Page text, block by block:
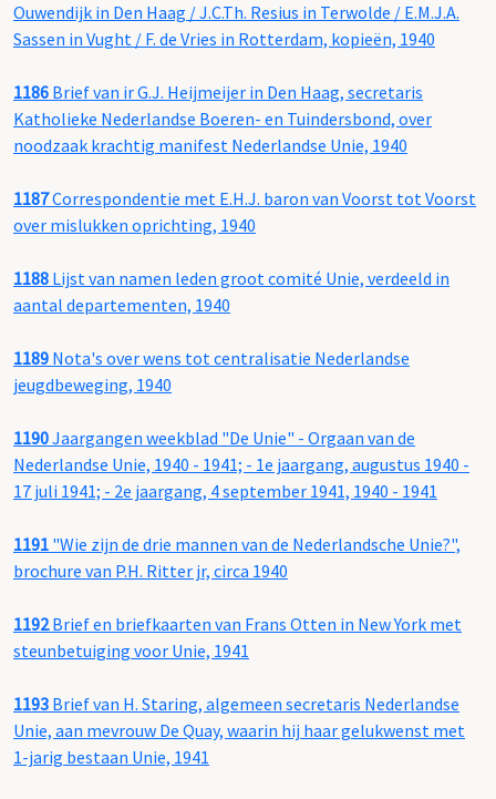
Ouwendijk in Den Haag / J.C.Th. Resius in Terwolde / E.M.J.A.
Sassen in Vught / F. de Vries in Rotterdam, kopieën, 1940
1186 Brief van ir G.J. Heijmeijer in Den Haag, secretaris
Katholieke Nederlandse Boeren- en Tuindersbond, over
noodzaak krachtig manifest Nederlandse Unie, 1940
1187Correspondentie met E.H.J. baron van Voorst tot Voorst
over mislukken oprichting, 1940
1188 Lijst van namen leden groot comité Unie, verdeeld in
aantal departementen, 1940
1189 Nota's over wens tot centralisatie Nederlandse
jeugdbeweging, 1940
1190Jaargangen weekblad "De Unie" - Orgaan van de
Nederlandse Unie, 1940 - 1941; - 1e jaargang, augustus 1940 -
17 juli 1941; - 2e jaargang, 4 september 1941, 1940 - 1941
1191 "Wie zijn de drie mannen van de Nederlandsche Unie?",
brochure van P.H. Ritter jr, circa 1940
1192Brief en briefkaarten van Frans Otten in New York met
steunbetuiging voor Unie, 1941
1193 Brief van H. Staring, algemeen secretaris Nederlandse
Unie, aan mevrouw De Quay, waarin hij haar gelukwenst met
1-jarig bestaan Unie, 1941